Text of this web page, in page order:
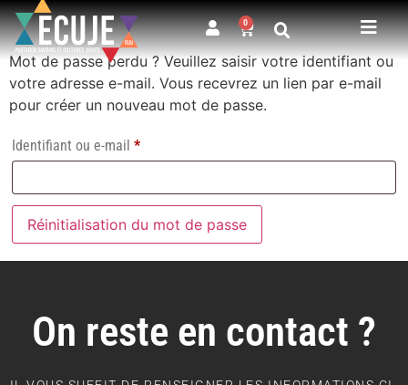
0
Mot de passe perdu ? Veuillez saisir votre identifiant ou
votre adresse e-mail. Vous recevrez un lien par e-mail
pour créer un nouveau mot de passe.
Identifiant ou e-mail *
Réinitialisation du mot de passe
On reste en contact ?